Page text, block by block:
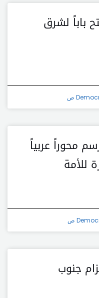
باباً لشرق
محوراً عربياً
للأمة
جنوب